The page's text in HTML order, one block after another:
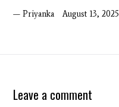
Priyanka August 13, 2025
Leave a comment